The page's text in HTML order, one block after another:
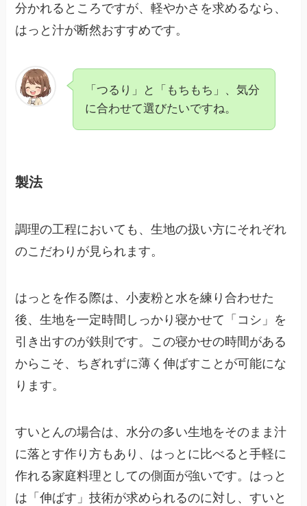
分かれるところですが、軽やかさを求めるなら、
はっと汁が断然おすすめです。
「つるり」と「もちもち」、気分
に合わせて選びたいですね。
製法
調理の工程においても、生地の扱い方にそれぞれ
のこだわりが見られます。
はっとを作る際は、小麦粉と水を練り合わせた
後、生地を一定時間しっかり寝かせて「コシ」を
引き出すのが鉄則です。この寝かせの時間がある
からこそ、ちぎれずに薄く伸ばすことが可能にな
ります。
すいとんの場合は、水分の多い生地をそのまま汁
に落とす作り方もあり、はっとに比べると手軽に
作れる家庭料理としての側面が強いです。はっと
は「伸ばす」技術が求められるのに対し、すいと